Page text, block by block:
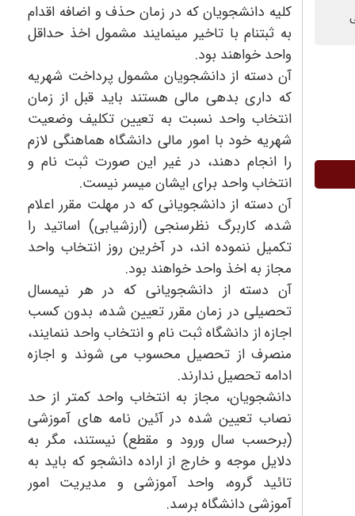
کلیه دانشجویان که در زمان حذف و اضافه اقدام
به ثبتنام با تاخیر مینمایند مشمول اخذ حداقل
واحد خواهند بود.
آن دسته از دانشجویان مشمول پرداخت شهریه
که داری بدهی مالی هستند باید قبل از زمان
انتخاب واحد نسبت به تعیین تکلیف وضعیت
شهریه خود با امور مالی دانشگاه هماهنگی لازم
را انجام دهند، در غیر این صورت ثبت نام و
انتخاب واحد برای ایشان میسر نیست.
آن دسته از دانشجویانی که در مهلت مقرر اعلام
شده، کاربرگ نظرسنجی (ارزشیابی) اساتید را
تکمیل ننموده اند، در آخرین روز انتخاب واحد
مجاز به اخذ واحد خواهند بود.
آن دسته از دانشجویانی که در هر نیمسال
تحصیلی در زمان مقرر تعیین شده، بدون کسب
اجازه از دانشگاه ثبت نام و انتخاب واحد ننمایند،
منصرف از تحصیل محسوب می شوند و اجازه
ادامه تحصیل ندارند.
دانشجویان، مجاز به انتخاب واحد کمتر از حد
نصاب تعیین شده در آئین نامه های آموزشی
(برحسب سال ورود و مقطع) نیستند، مگر به
دلایل موجه و خارج از اراده دانشجو که باید به
تائید گروه، واحد آموزشی و مدیریت امور
آموزشی دانشگاه برسد.